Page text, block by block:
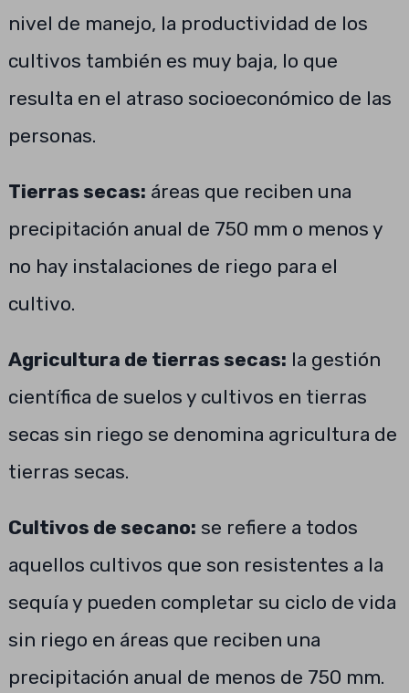
nivel de manejo, la productividad de los
cultivos también es muy baja, lo que
resulta en el atraso socioeconómico de las
personas.
Tierras secas: áreas que reciben una
precipitación anual de 750 mm o menos y
no hay instalaciones de riego para el
cultivo.
Agricultura de tierras secas: la gestión
científica de suelos y cultivos en tierras
secas sin riego se denomina agricultura de
tierras secas.
Cultivos de secano: se refiere a todos
aquellos cultivos que son resistentes a la
sequía y pueden completar su ciclo de vida
sin riego en áreas que reciben una
precipitación anual de menos de 750 mm.